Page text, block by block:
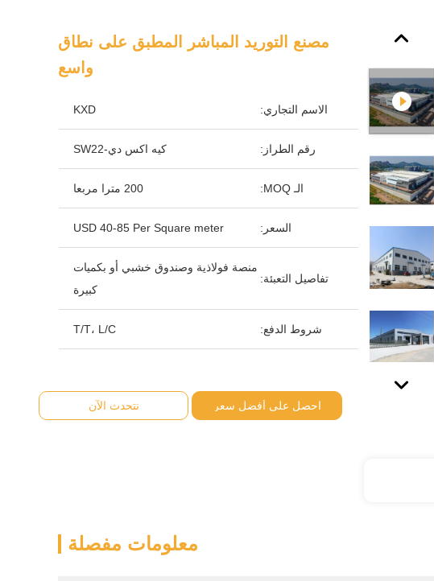
مصنع التوريد المباشر المطبق على نطاق
واسع
الاسم التجاري: KXD
رقم الطراز: كيه اكس دي-SW22
الـ MOQ: 200 مترا مربعا
السعر: USD 40-85 Per Square meter
تفاصيل التعبئة:
منصة فولاذية وصندوق خشبي أو بكميات
كبيرة
شروط الدفع: T/T، L/C
احصل على أفضل سعر نتحدث الآن
معلومات مفصلة